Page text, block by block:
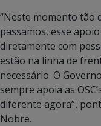
“Neste momento tão
passamos, esse
diretamente com
estão na linha de
necessário. O
sempre apoia as
diferente agora”,
Nobre.